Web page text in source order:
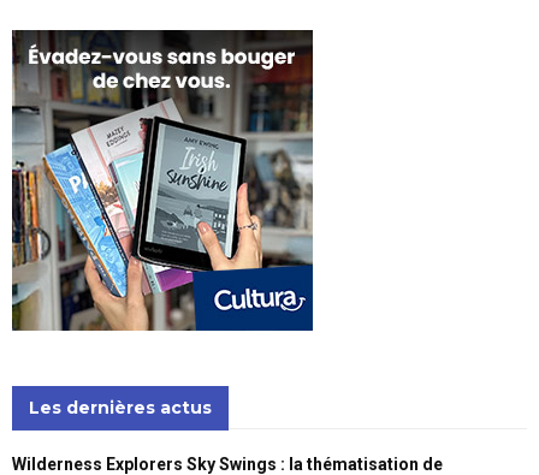
Les dernières actus
Wilderness Explorers Sky Swings : la thématisation de